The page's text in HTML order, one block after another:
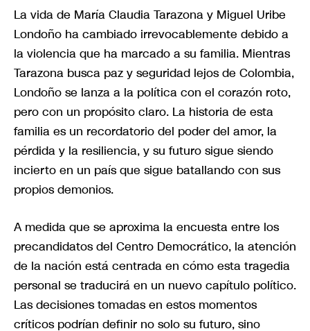
La vida de María Claudia Tarazona y Miguel Uribe
Londoño ha cambiado irrevocablemente debido a
la violencia que ha marcado a su familia. Mientras
Tarazona busca paz y seguridad lejos de Colombia,
Londoño se lanza a la política con el corazón roto,
pero con un propósito claro. La historia de esta
familia es un recordatorio del poder del amor, la
pérdida y la resiliencia, y su futuro sigue siendo
incierto en un país que sigue batallando con sus
propios demonios.
A medida que se aproxima la encuesta entre los
precandidatos del Centro Democrático, la atención
de la nación está centrada en cómo esta tragedia
personal se traducirá en un nuevo capítulo político.
Las decisiones tomadas en estos momentos
críticos podrían definir no solo su futuro, sino